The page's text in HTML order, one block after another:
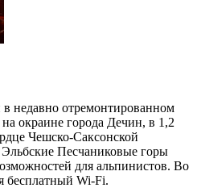
недавно отремонтированном
окраине города Дечин, в 1,2
Чешско-Саксонской
Песчаниковые горы
для альпинистов. Во
бесплатный Wi-Fi.